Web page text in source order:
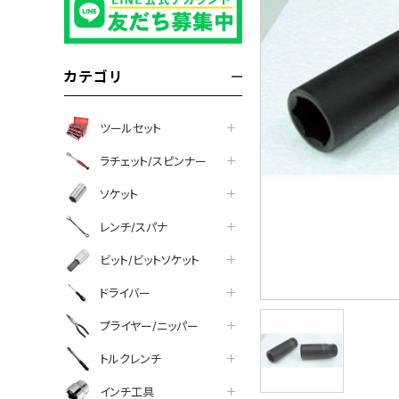
カテゴリ
ツールセット
ラチェット/スピンナー
ソケット
レンチ/スパナ
ビット/ビットソケット
ドライバー
プライヤー/ニッパー
トルクレンチ
インチ工具